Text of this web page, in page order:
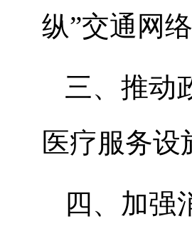
纵”交通网络
三、 推动
医疗服务设
四、 加强